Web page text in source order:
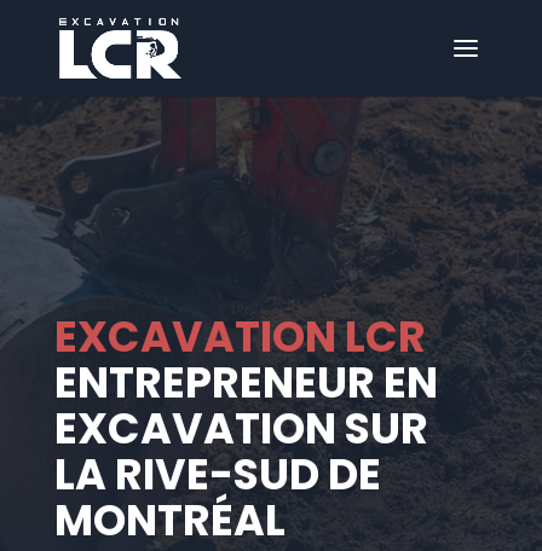
EXCAVATION LCR
ENTREPRENEUR EN
EXCAVATION SUR
LA RIVE-SUD DE
MONTRÉAL